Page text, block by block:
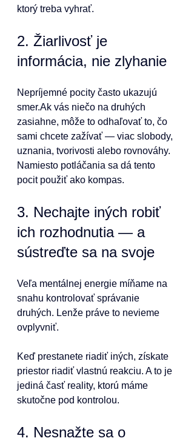
ktorý treba vyhrať.
2. Žiarlivosť je
informácia, nie zlyhanie
Nepríjemné pocity často ukazujú
smer.Ak vás niečo na druhých
zasiahne, môže to odhaľovať to, čo
sami chcete zažívať — viac slobody,
uznania, tvorivosti alebo rovnováhy.
Namiesto potláčania sa dá tento
pocit použiť ako kompas.
3. Nechajte iných robiť
ich rozhodnutia — a
sústreďte sa na svoje
Veľa mentálnej energie míňame na
snahu kontrolovať správanie
druhých. Lenže práve to nevieme
ovplyvniť.
Keď prestanete riadiť iných, získate
priestor riadiť vlastnú reakciu. A to je
jediná časť reality, ktorú máme
skutočne pod kontrolou.
4. Nesnažte sa o